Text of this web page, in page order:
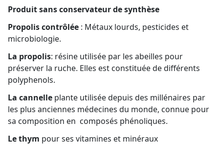
Produit sans conservateur de synthèse
Propolis contrôlée : Métaux lourds, pesticides et
microbiologie.
La propolis: résine utilisée par les abeilles pour
préserver la ruche. Elles est constituée de différents
polyphenols.
La cannelle plante utilisée depuis des millénaires par
les plus anciennes médecines du monde, connue pour
sa composition en composés phénoliques.
Le thym pour ses vitamines et minéraux